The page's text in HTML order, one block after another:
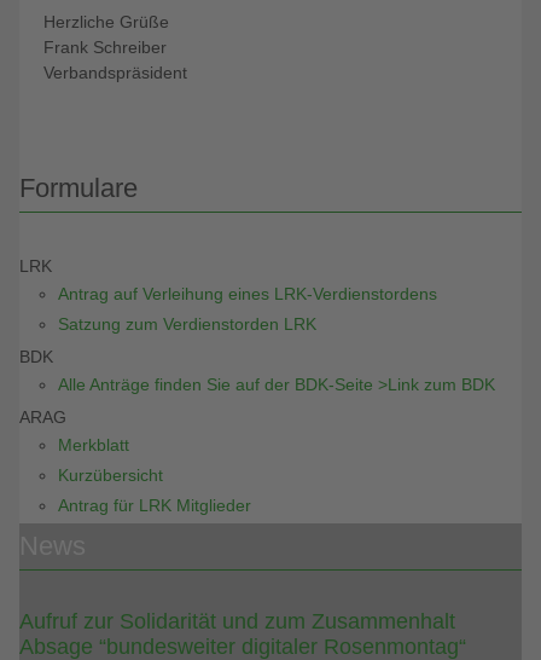
Herzliche Grüße
Frank Schreiber
Verbandspräsident
Formulare
LRK
Antrag auf Verleihung eines LRK-Verdienstordens
Satzung zum Verdienstorden LRK
BDK
Alle Anträge finden Sie auf der BDK-Seite >Link zum BDK
ARAG
Merkblatt
Kurzübersicht
Antrag für LRK Mitglieder
Aufruf zur Solidarität und zum Zusammenhalt
Absage “bundesweiter digitaler Rosenmontag“